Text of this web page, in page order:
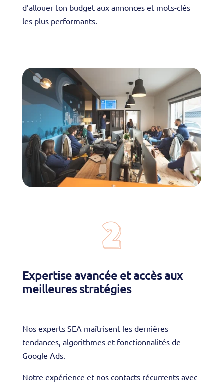
d’allouer ton budget aux annonces et mots-clés
les plus performants.
Expertise avancée et accès aux
meilleures stratégies
Nos experts SEA maîtrisent les dernières
tendances, algorithmes et fonctionnalités de
Google Ads.
Notre expérience et nos contacts récurrents avec